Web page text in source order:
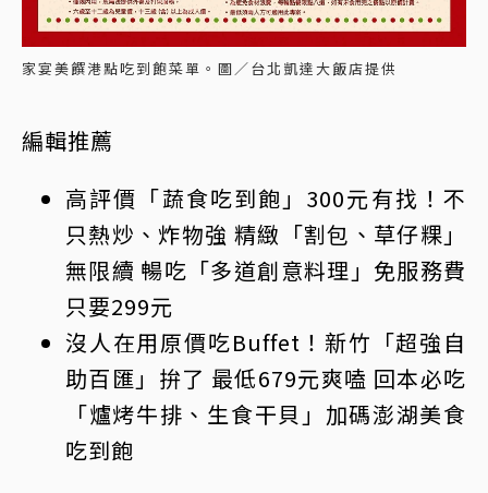
家宴美饌港點吃到飽菜單。圖／台北凱達大飯店提供
編輯推薦
高評價「蔬食吃到飽」300元有找！不
只熱炒、炸物強 精緻「割包、草仔粿」
無限續 暢吃「多道創意料理」免服務費
只要299元
沒人在用原價吃Buffet！新竹「超強自
助百匯」拚了 最低679元爽嗑 回本必吃
「爐烤牛排、生食干貝」加碼澎湖美食
吃到飽